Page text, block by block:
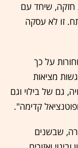
חזקה, שיחד עם
זו לא עסקה
על כך
מציאות
גם של בילוי וגם
קדימה".
שבשנים